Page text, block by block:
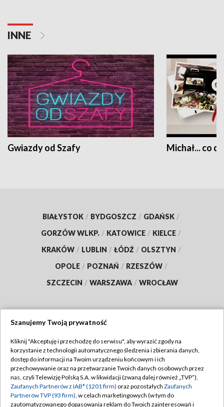
INNE
Gwiazdy od Szafy Michał... co
BIAŁYSTOK / BYDGOSZCZ / GDAŃSK /
GORZÓW WLKP. / KATOWICE / KIELCE /
KRAKÓW / LUBLIN / ŁÓDŹ / OLSZTYN /
OPOLE / POZNAŃ / RZESZÓW /
SZCZECIN / WARSZAWA / WROCŁAW
TVP
Abonament TVP
Emisja w TVP
Centrum informacji TVP
Regulamin TVP
Polityka prywatności
Moje zgody
Szanujemy Twoją prywatność
Kliknij "Akceptuję i przechodzę do serwisu", aby wyrazić zgody na
korzystanie z technologii automatycznego śledzenia i zbierania danych,
dostęp do informacji na Twoim urządzeniu końcowym i ich
przechowywanie oraz na przetwarzanie Twoich danych osobowych przez
nas, czyli Telewizję Polską S.A. w likwidacji (zwaną dalej również „TVP”),
Zaufanych Partnerów z IAB* (1201 firm) oraz pozostałych Zaufanych
Partnerów TVP (93 firm), w celach marketingowych (w tym do
zautomatyzowanego dopasowania reklam do Twoich zainteresowań i